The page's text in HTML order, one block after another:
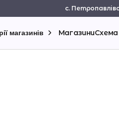
с.
магазинів Магазини